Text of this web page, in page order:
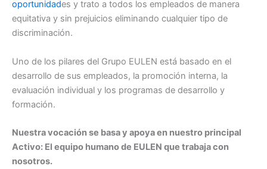
oportunidades y trato a todos los empleados de manera
equitativa y sin prejuicios eliminando cualquier tipo de
discriminación.
Uno de los pilares del Grupo EULEN está basado en el
desarrollo de sus empleados, la promoción interna, la
evaluación individual y los programas de desarrollo y
formación.
Nuestra vocación se basa y apoya en nuestro principal
Activo: El equipo humano de EULEN que trabaja con
nosotros.